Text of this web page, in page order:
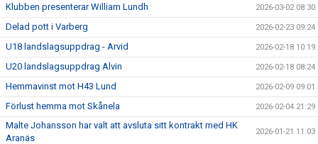
Klubben presenterar William Lundh 2026-03-02 08:30
Delad pott i Varberg 2026-02-23 09:24
U18 landslagsuppdrag - Arvid 2026-02-18 10:19
U20 landslagsuppdrag Alvin 2026-02-18 08:24
Hemmavinst mot H43 Lund 2026-02-09 09:01
Förlust hemma mot Skånela 2026-02-04 21:29
Malte Johansson har valt att avsluta sitt kontrakt med HK
Aranäs
2026-01-21 11:03